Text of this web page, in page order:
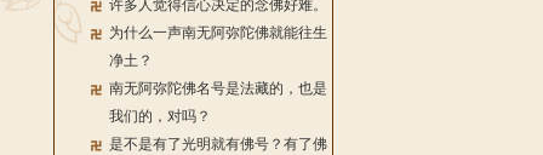
许多人觉得信心决定的念佛好难。
为什么一声南无阿弥陀佛就能往生
净土？
南无阿弥陀佛名号是法藏的，也是
我们的，对吗？
是不是有了光明就有佛号？有了佛